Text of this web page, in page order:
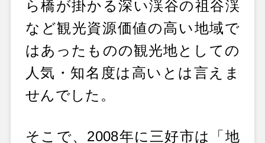
ら橋が掛かる深い渓谷の祖谷渓
など観光資源価値の高い地域で
はあったものの観光地としての
人気・知名度は高いとは言えま
せんでした。
そこで、2008年に三好市は「地